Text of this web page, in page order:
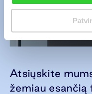
Atsiųskite
žemiau esančią